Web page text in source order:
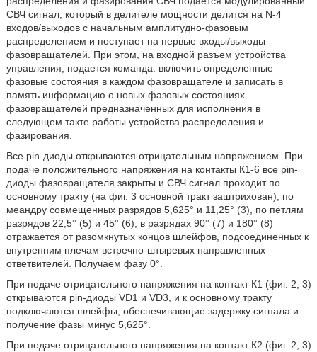
СВЧ сигнал, который в делителе мощности делится на N-4
входов/выходов с начальным амплитудно-фазовым
распределением и поступает на первые входы/выходы
фазовращателей. При этом, на входной разъем устройства
управления, подается команда: включить определенные
фазовые состояния в каждом фазовращателе и записать в
память информацию о новых фазовых состояниях
фазовращателей предназначенных для исполнения в
следующем такте работы устройства распределения и
фазирования.
Все pin-диоды открываются отрицательным напряжением. При
подаче положительного напряжения на контакты К1-6 все pin-
диоды фазовращателя закрыты и СВЧ сигнал проходит по
основному тракту (на фиг. 3 основной тракт заштрихован), по
меандру совмещенных разрядов 5,625° и 11,25° (3), по петлям
разрядов 22,5° (5) и 45° (6), в разрядах 90° (7) и 180° (8)
отражается от разомкнутых концов шлейфов, подсоединенных к
внутренним плечам встречно-штыревых направленных
ответвителей. Получаем фазу 0°.
При подаче отрицательного напряжения на контакт К1 (фиг. 2, 3)
открываются pin-диоды VD1 и VD3, и к основному тракту
подключаются шлейфы, обеспечивающие задержку сигнала и
получение фазы минус 5,625°.
При подаче отрицательного напряжения на контакт К2 (фиг. 2, 3)